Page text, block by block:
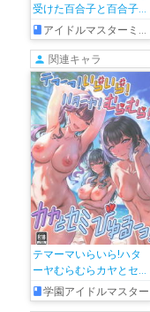
受けた百合子と百合子マ
マがオイルを塗られて…
Wフェラをしたりバック
や正常位で寝取られてし
まう!!
アイドルマスターミリオンライブ!
関連キャラ
テマーマいらいら!ハタ
ーヤむらむらカヤとセミ
びゅるぅ～っ
学園アイドルマスター